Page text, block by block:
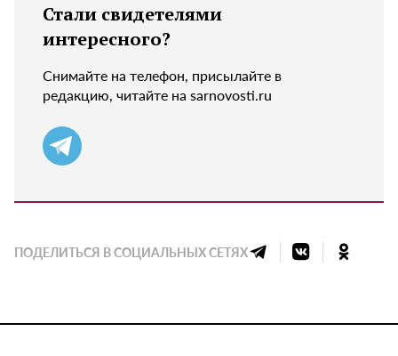
Стали свидетелями
интересного?
Снимайте на телефон, присылайте в
редакцию, читайте на sarnovosti.ru
ПОДЕЛИТЬСЯ В СОЦИАЛЬНЫХ СЕТЯХ